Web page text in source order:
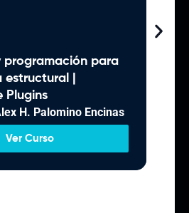
programación para
estructural |
Plugins
H. Palomino Encinas
Ver Curso